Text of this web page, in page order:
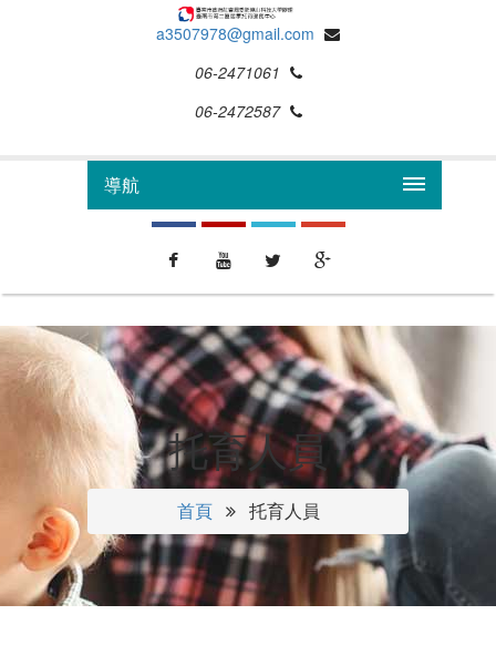
a3507978@gmail.com
06-2471061
06-2472587
導航
托育人員
首頁 托育人員